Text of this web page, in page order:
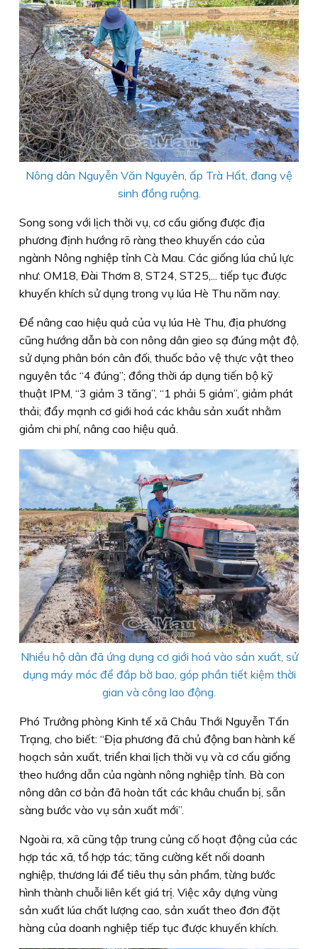
Nông dân Nguyễn Văn Nguyên, ấp Trà Hất, đang vệ
sinh đồng ruộng.
Song song với lịch thời vụ, cơ cấu giống được địa
phương định hướng rõ ràng theo khuyến cáo của
ngành Nông nghiệp tỉnh Cà Mau. Các giống lúa chủ lực
như: OM18, Đài Thơm 8, ST24, ST25,... tiếp tục được
khuyến khích sử dụng trong vụ lúa Hè Thu năm nay.
Để nâng cao hiệu quả của vụ lúa Hè Thu, địa phương
cũng hướng dẫn bà con nông dân gieo sạ đúng mật độ,
sử dụng phân bón cân đối, thuốc bảo vệ thực vật theo
nguyên tắc “4 đúng”; đồng thời áp dụng tiến bộ kỹ
thuật IPM, “3 giảm 3 tăng”, “1 phải 5 giảm”, giảm phát
thải; đẩy mạnh cơ giới hoá các khâu sản xuất nhằm
giảm chi phí, nâng cao hiệu quả.
Nhiều hộ dân đã ứng dụng cơ giới hoá vào sản xuất, sử
dụng máy móc để đắp bờ bao, góp phần tiết kiệm thời
gian và công lao động.
Phó Trưởng phòng Kinh tế xã Châu Thới Nguyễn Tấn
Trạng, cho biết: “Địa phương đã chủ động ban hành kế
hoạch sản xuất, triển khai lịch thời vụ và cơ cấu giống
theo hướng dẫn của ngành nông nghiệp tỉnh. Bà con
nông dân cơ bản đã hoàn tất các khâu chuẩn bị, sẵn
sàng bước vào vụ sản xuất mới”.
Ngoài ra, xã cũng tập trung củng cố hoạt động của các
hợp tác xã, tổ hợp tác; tăng cường kết nối doanh
nghiệp, thương lái để tiêu thụ sản phẩm, từng bước
hình thành chuỗi liên kết giá trị. Việc xây dựng vùng
sản xuất lúa chất lượng cao, sản xuất theo đơn đặt
hàng của doanh nghiệp tiếp tục được khuyến khích.